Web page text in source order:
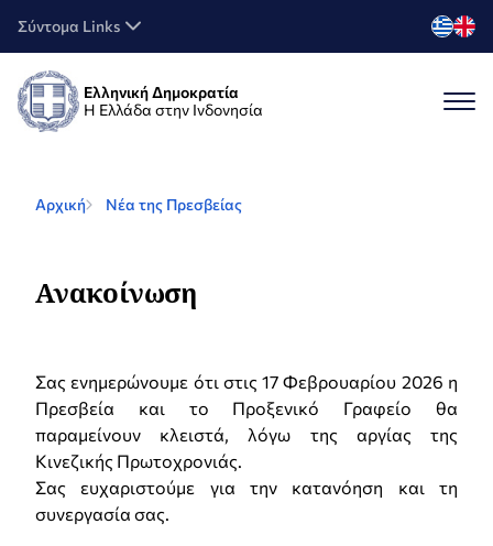
Σύντομα Links
Ελληνική Δημοκρατία
Η Ελλάδα στην Ινδονησία
Αρχική Νέα της Πρεσβείας
Ανακοίνωση
Σας ενημερώνουμε ότι στις 17 Φεβρουαρίου 2026 η
Πρεσβεία και το Προξενικό Γραφείο θα
παραμείνουν κλειστά, λόγω της αργίας της
Κινεζικής Πρωτοχρονιάς.
Σας ευχαριστούμε για την κατανόηση και τη
συνεργασία σας.